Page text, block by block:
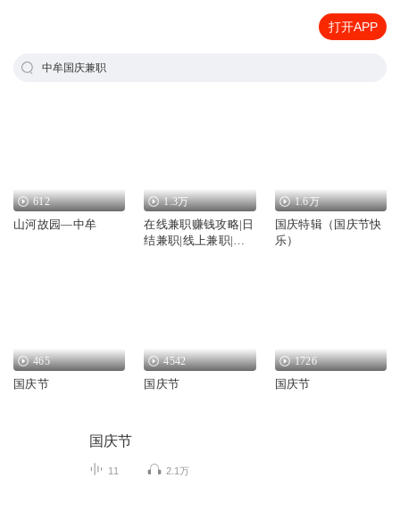
打开APP
中牟国庆兼职
612
山河故园—中牟
1.3万
在线兼职赚钱攻略|日
结兼职|线上兼职|网
1.6万
国庆特辑（国庆节快
乐）
465
国庆节
4542
国庆节
1726
国庆节
国庆节
11 2.1万